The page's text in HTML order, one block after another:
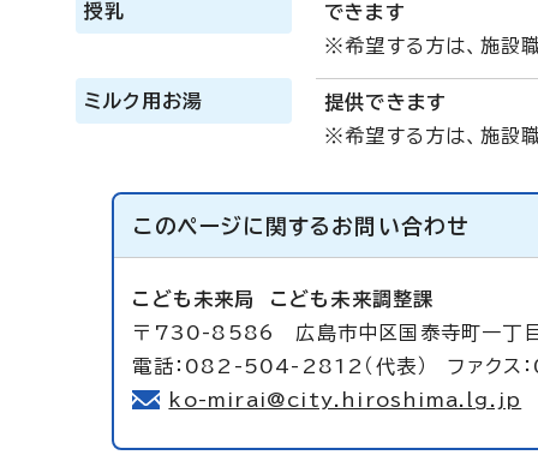
授乳
できます
※希望する方は、施設
ミルク用お湯
提供できます
※希望する方は、施設
このページに関する お問い合わせ
こども未来局 こども未来調整課
〒730-8586 広島市中区国泰寺町一丁目
電話：082-504-2812（代表） ファク
ko-mirai@city.hiroshima.lg.jp